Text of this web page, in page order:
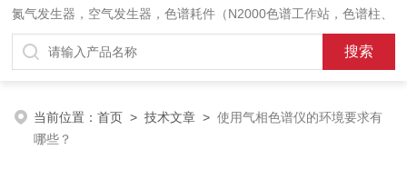
氮气发生器，空气发生器，色谱耗件（N2000色谱工作站，色谱柱、
阀件、进样器、色谱担体），顶空进样器，热解析仪，紫外分光光度
计，原子吸收分光光度计，傅立叶红外光谱仪，分析天平等常规实验
当前位置：首页 >技术文章 >使用气相色谱仪的环境要求有
哪些？